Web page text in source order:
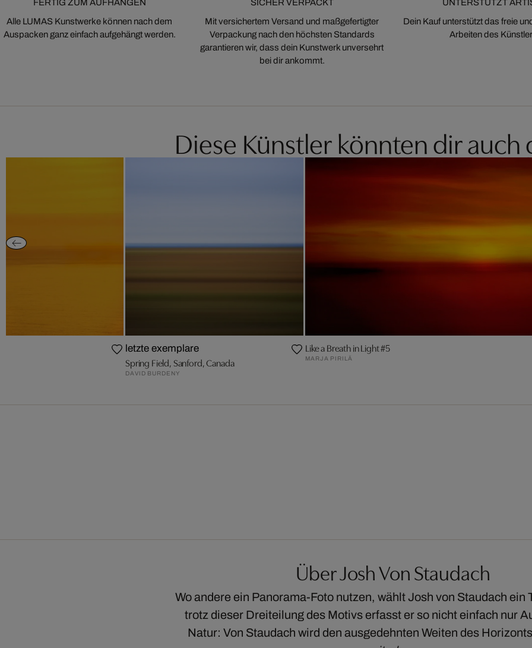
FERTIG ZUM AUFHÄNGEN
Alle LUMAS Kunstwerke können nach dem
Auspacken ganz einfach aufgehängt werden.
SICHER VERPACKT
Mit versichertem Versand und maßgefertigter
Verpackung nach den höchsten Standards
garantieren wir, dass dein Kunstwerk unversehrt
bei dir ankommt.
UNTERSTÜTZT
Dein Kauf unterstützt das freie
Arbeiten des
Diese Künstler könnten dir auch
letzte exemplare
Spring Field, Sanford, Canada
DAVID BURDENY
Like a Breath in Light #5
MARJA PIRILÄ
Über Josh Von Staudach
Wo andere ein Panorama-Foto nutzen, wählt Josh von Staudach ein
trotz dieser Dreiteilung des Motivs erfasst er so nicht einfach nur
Natur: Von Staudach wird den ausgedehnten Weiten des